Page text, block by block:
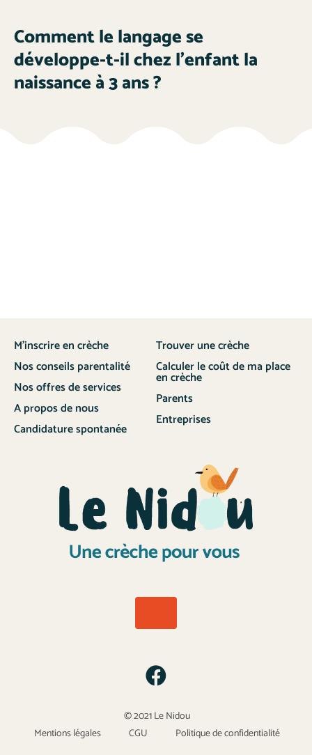
Comment le langage se
développe-t-il chez l’enfant la
naissance à 3 ans ?
M’inscrire en crèche
Nos conseils parentalité
Nos offres de services
A propos de nous
Candidature spontanée
Trouver une crèche
Calculer le coût de ma place
en crèche
Parents
Entreprises
© 2021 Le Nidou
Mentions légales
CGU Politique de confidentialité